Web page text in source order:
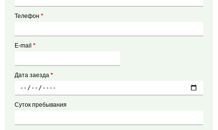
Телефон *
E-mail *
Дата заезда *
Суток пребывания